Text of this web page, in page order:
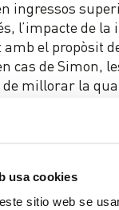
usa cookies
sitio web se
ingressos
l’impacte de la
el propòsit
cas de Simon,
millorar la